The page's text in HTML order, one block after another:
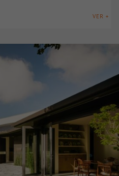
VER +